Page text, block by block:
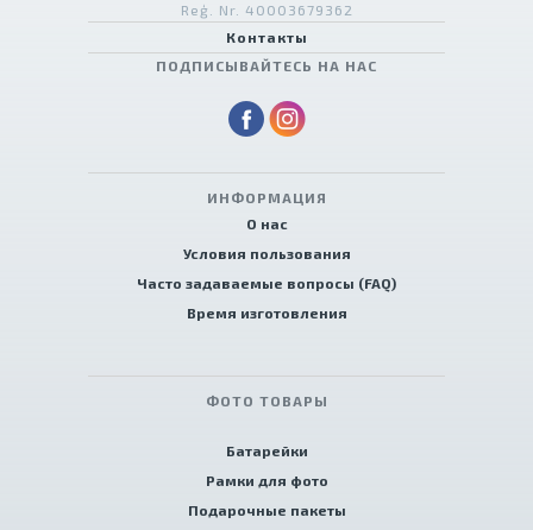
Reģ. Nr. 40003679362
Контакты
ПОДПИСЫВАЙТЕСЬ НА НАС
ИНФОРМАЦИЯ
О нас
Условия пользования
Часто задаваемые вопросы (FAQ)
Время изготовления
ФОТО ТОВАРЫ
Батарейки
Рамки для фото
Подарочные пакеты